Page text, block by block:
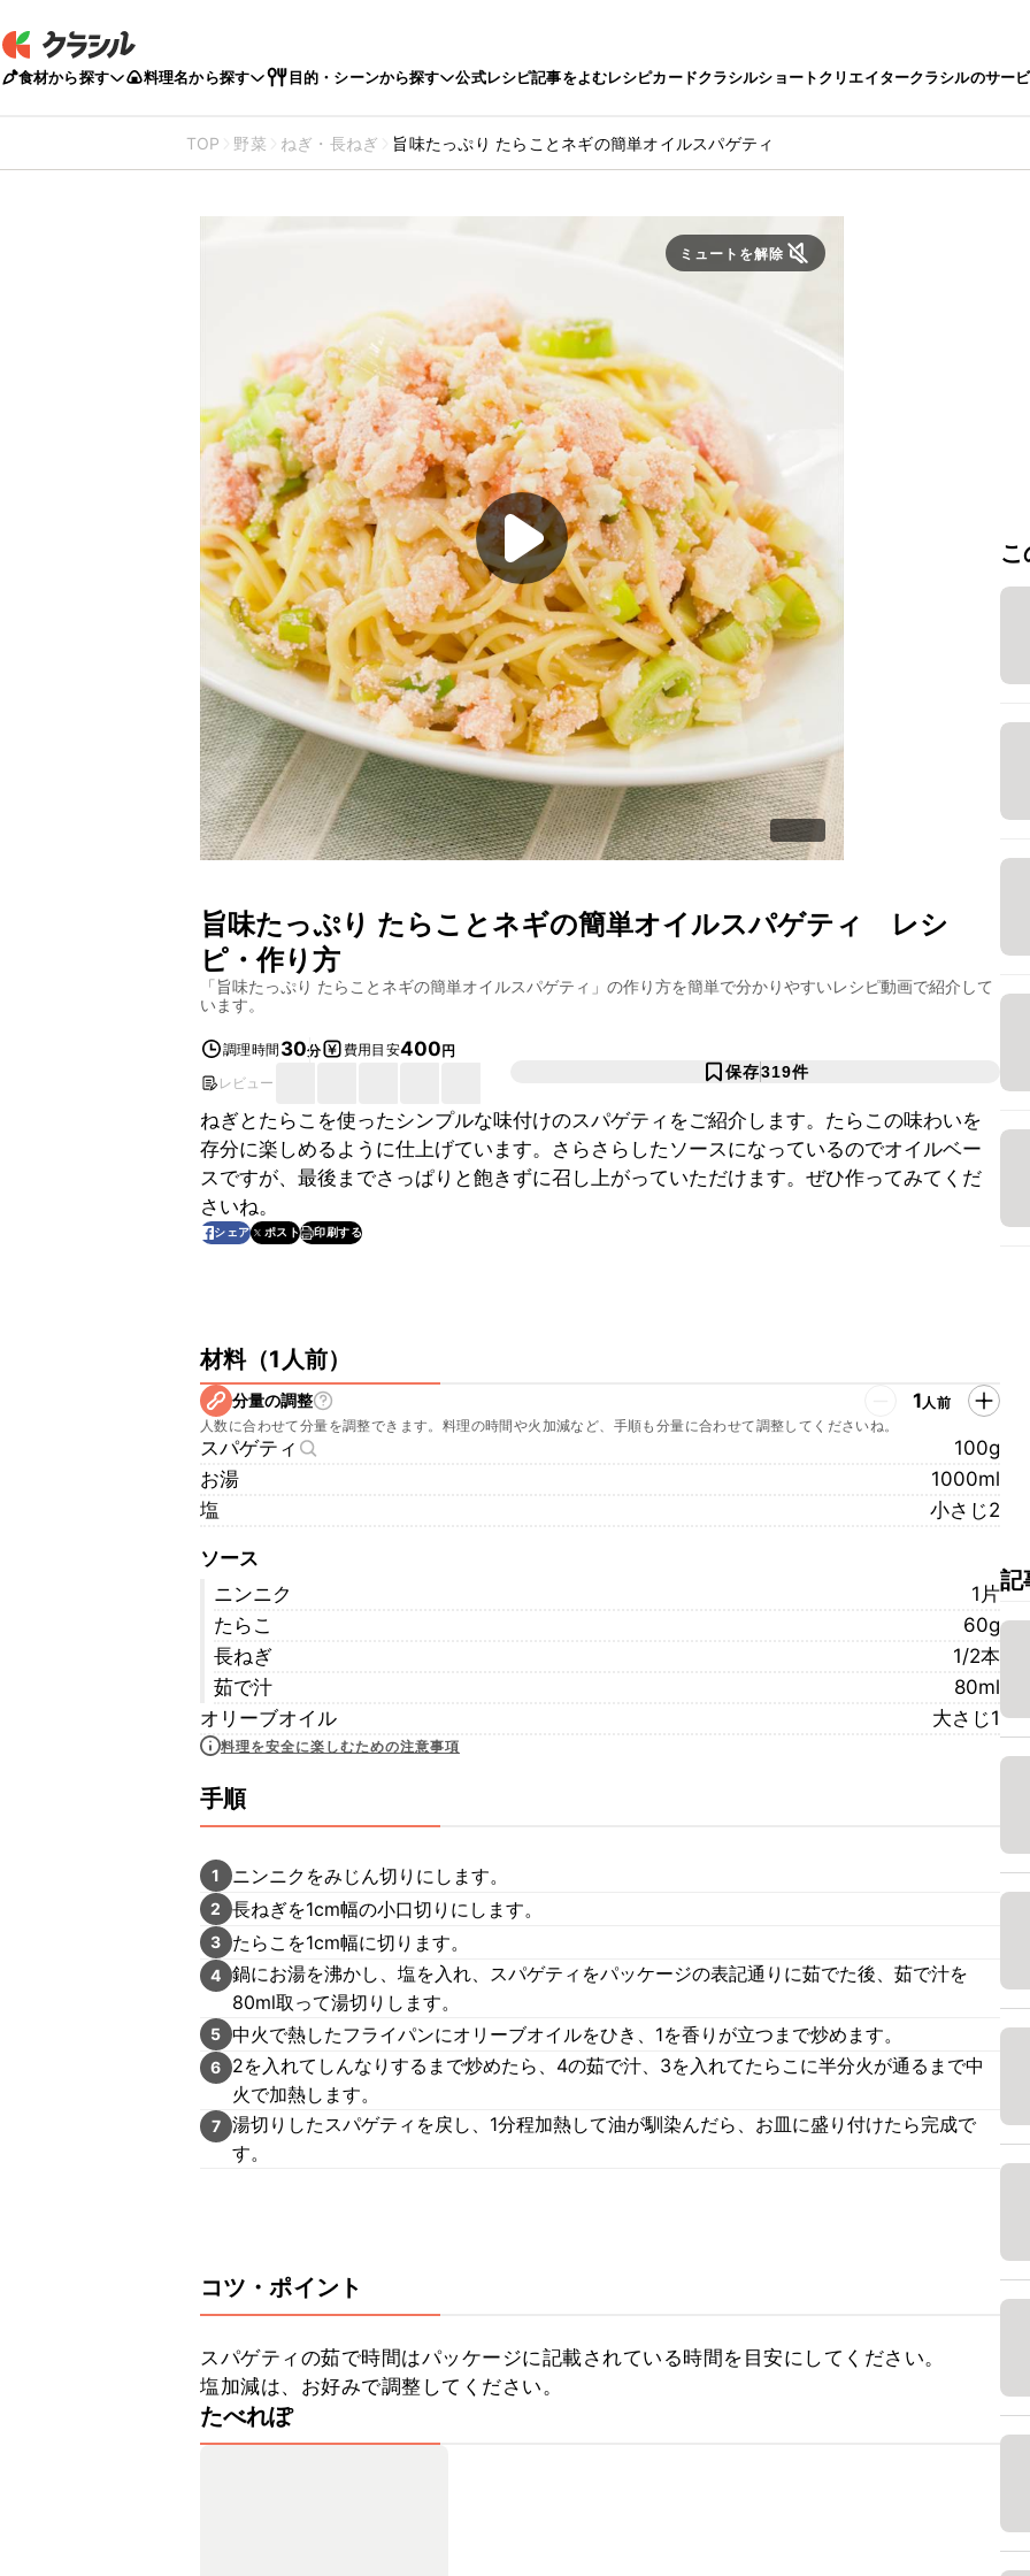
食材から探す 料理名から探す 目的・シーンから探す 公式レシピ記事をよむレシピカードクラシルショートクリエイタークラシルのサー
TOP 野菜 ねぎ・長ねぎ 旨味たっぷり たらことネギの簡単オイルスパゲティ
ミュートを解除
旨味たっぷり たらことネギの簡単オイルスパゲティ
レシ
ピ・作り方
「旨味たっぷり たらことネギの簡単オイルスパゲティ 」の作り方を簡単で分かりやすいレシピ動画で紹介して
います。
調理時間 30分 費用目安400円
レビュー
保存319件
ねぎとたらこを使ったシンプルな味付けのスパゲティをご紹介します。たらこの味わいを
存分に楽しめるように仕上げています。さらさらしたソースになっているのでオイルベー
スですが、最後までさっぱりと飽きずに召し上がっていただけます。ぜひ作ってみてくだ
さいね。
シェア ポスト 印刷する
材料（1人前）
分量の調整 1人前
人数に合わせて分量を調整できます。料理の時間や火加減など、手順も分量に合わせて調整してくださいね。
スパゲティ
100g
お湯
1000ml
塩
小さじ2
ソース
ニンニク
1片
たらこ
60g
長ねぎ
1/2本
茹で汁
80ml
オリーブオイル
大さじ1
料理を安全に楽しむための注意事項
手順
1 ニンニクをみじん切りにします。
2 長ねぎを1cm幅の小口切りにします。
3 たらこを1cm幅に切ります。
4 鍋にお湯を沸かし、塩を入れ、スパゲティをパッケージの表記通りに茹でた後、茹で汁を
80ml取って湯切りします。
5 中火で熱したフライパンにオリーブオイルをひき、1を香りが立つまで炒めます。
6
2を入れてしんなりするまで炒めたら、4の茹で汁、3を入れてたらこに半分火が通るまで中
火で加熱します。
7 湯切りしたスパゲティを戻し、1分程加熱して油が馴染んだら、お皿に盛り付けたら完成で
す。
コツ・ポイント
スパゲティの茹で時間はパッケージに記載されている時間を目安にしてください。
塩加減は、お好みで調整してください。
たべれぽ
記